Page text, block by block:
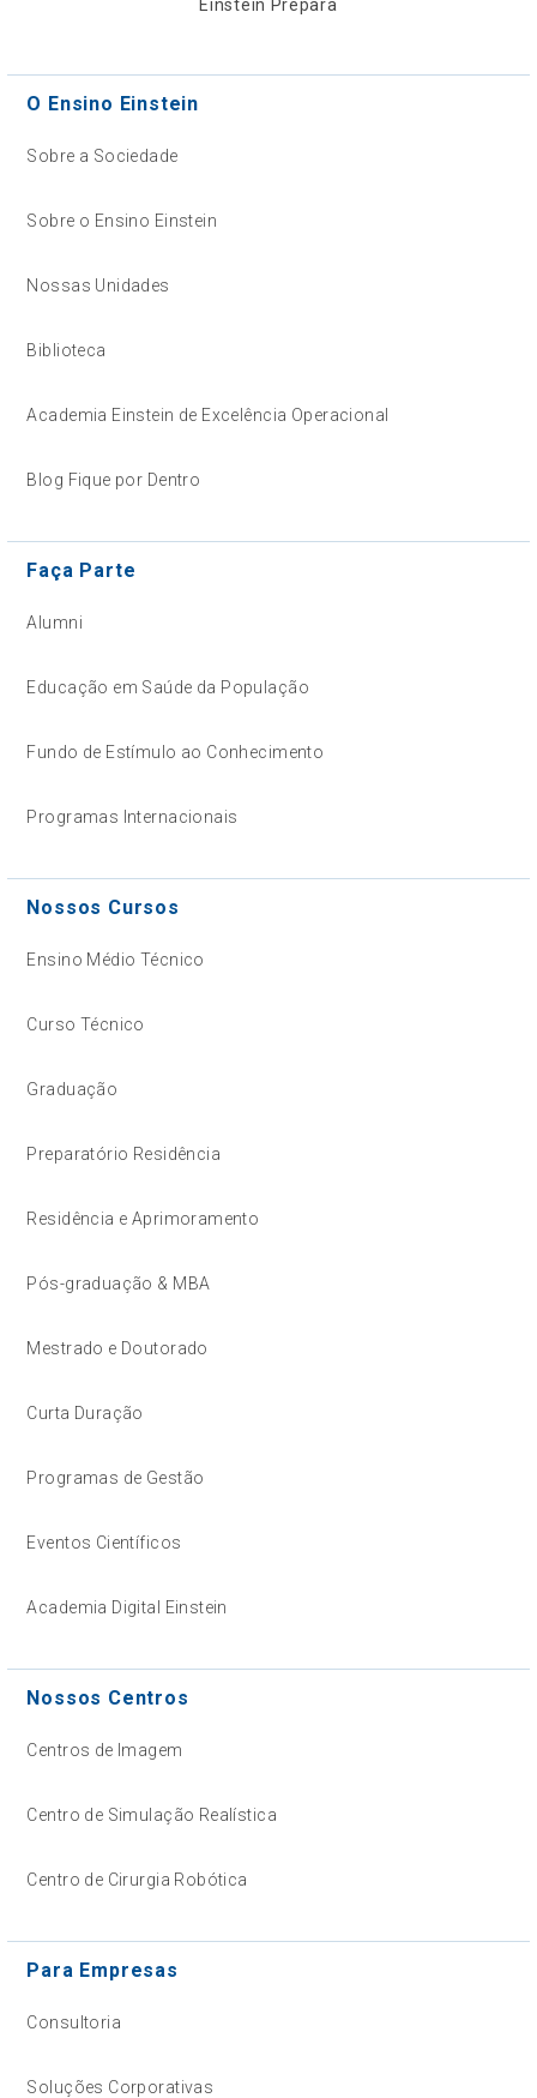
Einstein Prepara
O Ensino Einstein
Sobre a Sociedade
Sobre o Ensino Einstein
Nossas Unidades
Biblioteca
Academia Einstein de Excelência Operacional
Blog Fique por Dentro
Faça Parte
Alumni
Educação em Saúde da População
Fundo de Estímulo ao Conhecimento
Programas Internacionais
Nossos Cursos
Ensino Médio Técnico
Curso Técnico
Graduação
Preparatório Residência
Residência e Aprimoramento
Pós-graduação & MBA
Mestrado e Doutorado
Curta Duração
Programas de Gestão
Eventos Científicos
Academia Digital Einstein
Nossos Centros
Centros de Imagem
Centro de Simulação Realística
Centro de Cirurgia Robótica
Para Empresas
Consultoria
Soluções Corporativas